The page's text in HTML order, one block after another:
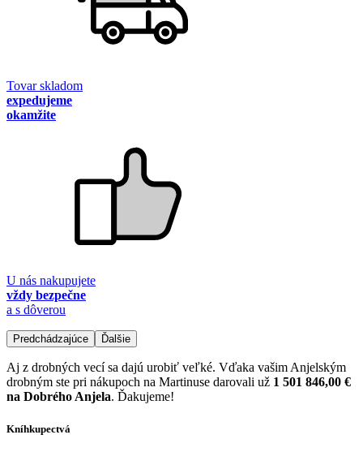
Tovar skladom
expedujeme
okamžite
U nás nakupujete
vždy bezpečne
a s dôverou
Predchádzajúce Ďalšie
Aj z drobných vecí sa dajú urobiť veľké. Vďaka vašim Anjelským
drobným ste pri nákupoch na Martinuse darovali už 1 501 846,00 €
na Dobrého Anjela. Ďakujeme!
Kníhkupectvá